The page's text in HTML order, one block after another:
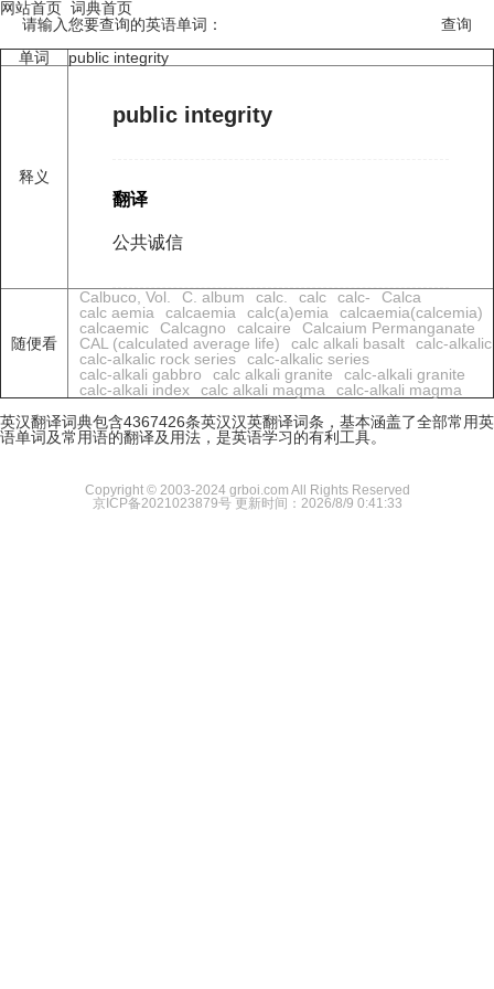
网站首页 词典首页
请输入您要查询的英语单词：
单词
public integrity
释义
public integrity
翻译
公共诚信
随便看
Calbuco, Vol. C. album calc. calc calc-
Calca
calc aemia
calcaemia calc(a)emia
calcaemia(calcemia)
calcaemic
Calcagno calcaire
Calcaium Permanganate
CAL (calculated average life)
calc alkali basalt
calc-alkalic
calc-alkalic rock series
calc-alkalic series
calc-alkali gabbro
calc alkali granite
calc-alkali granite
calc-alkali index
calc alkali magma
calc-alkali magma
英汉翻译词典包含4367426条英汉汉英翻译词条，基本涵盖了全部常用英
语单词及常用语的翻译及用法，是英语学习的有利工具。
Copyright © 2003-2024 grboi.com All Rights Reserved
京ICP备2021023879号 更新时间：2026/8/9 0:41:33